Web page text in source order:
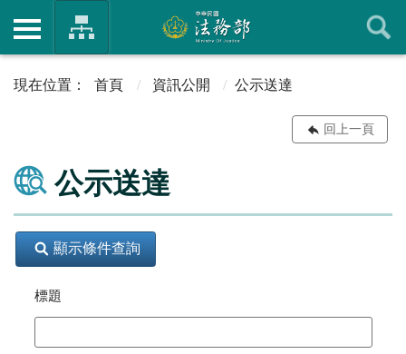
首頁 資訊公開 公示送達
回上一頁
公示送達
顯示條件查詢
標題